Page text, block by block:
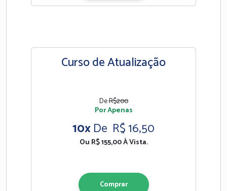
Curso de Atualização
DeR$200
Por Apenas
10xDe R$ 16,50
Ou R$ 155,00 À Vista.
Comprar